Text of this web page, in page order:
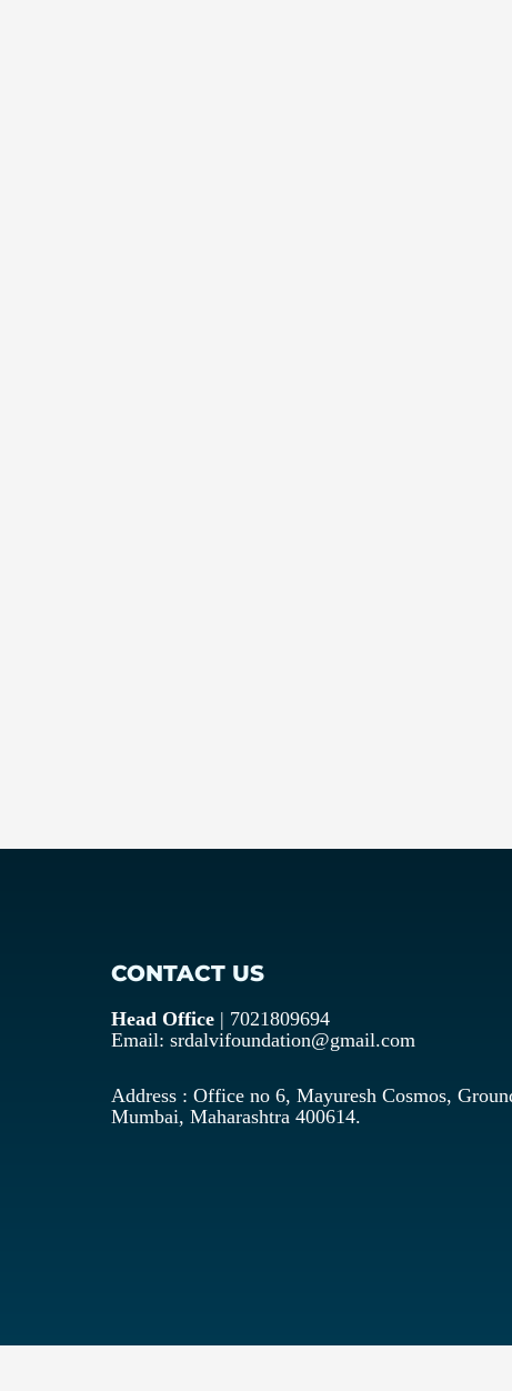
CONTACT US
Head Office | 7021809694
Email: srdalvifoundation@gmail.com
Address : Office no 6, Mayuresh Cosmos,
Mumbai, Maharashtra 400614.